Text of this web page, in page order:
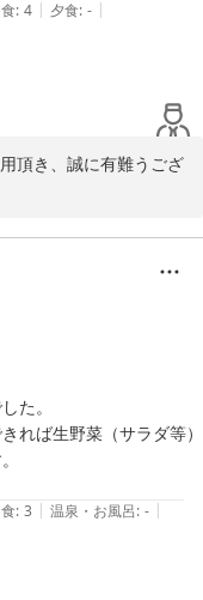
: 4 | 夕食: - |
頂き、誠に有難うござ
ます。
足頂けますようスタッ
ルを宜しくお願い致し
ます。
た。
れば生野菜（サラダ等）
: 3 | 温泉・お風呂: - |